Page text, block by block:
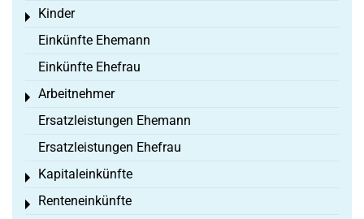
Kinder
Toggle menu
Einkünfte Ehemann
Einkünfte Ehefrau
Arbeitnehmer
Toggle menu
Ersatzleistungen Ehemann
Ersatzleistungen Ehefrau
Kapitaleinkünfte
Toggle menu
Renteneinkünfte
Toggle menu